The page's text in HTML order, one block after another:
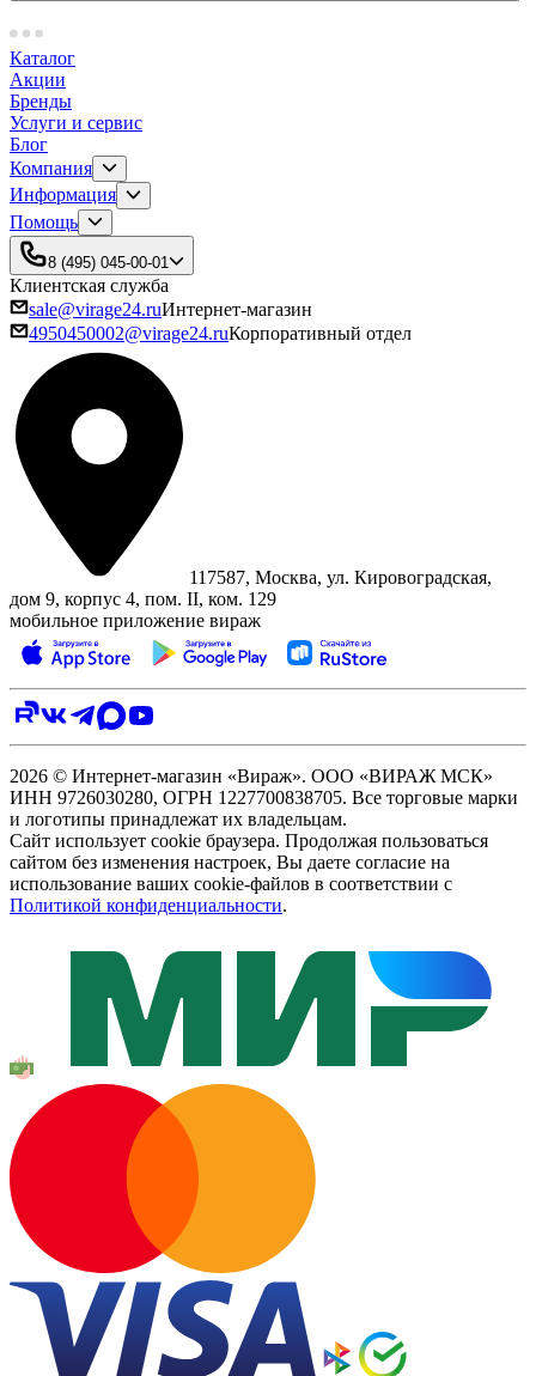
Каталог
Акции
Бренды
Услуги и сервис
Блог
Компания
Информация
Помощь
8 (495) 045-00-01
Клиентская служба
sale@virage24.ruИнтернет-магазин
4950450002@virage24.ruКорпоративный отдел
117587, Москва, ул. Кировоградская,
дом 9, корпус 4, пом. II, ком. 129
мобильное приложение вираж
2026 © Интернет-магазин «Вираж». ООО «ВИРАЖ МСК»
ИНН 9726030280, ОГРН 1227700838705. Все торговые марки
и логотипы принадлежат их владельцам.
Сайт использует cookie браузера. Продолжая пользоваться
сайтом без изменения настроек, Вы даете согласие на
использование ваших cookie-файлов в соответствии с
Политикой конфиденциальности.